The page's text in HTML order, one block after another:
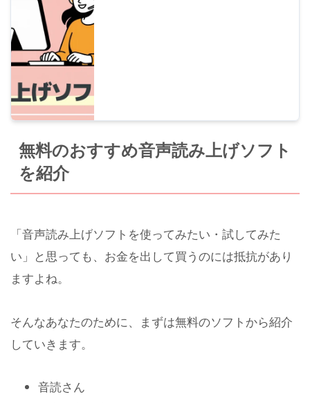
無料のおすすめ音声読み上げソフト
を紹介
「音声読み上げソフトを使ってみたい・試してみた
い」と思っても、お金を出して買うのには抵抗があり
ますよね。
そんなあなたのために、まずは無料のソフトから紹介
していきます。
音読さん